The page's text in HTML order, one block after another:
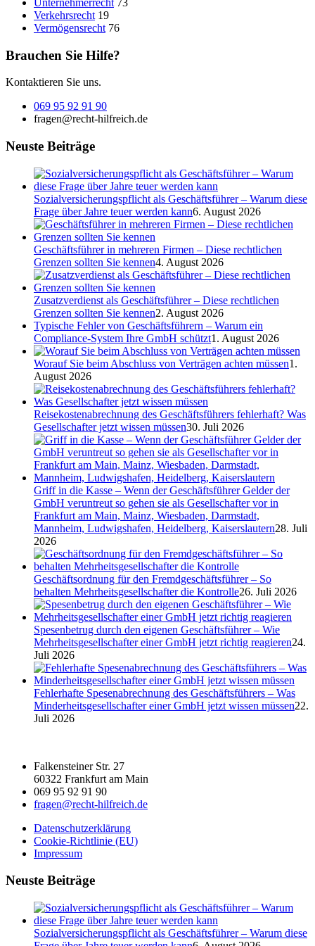
Verkehrsrecht 19
Vermögensrecht 76
Brauchen Sie Hilfe?
Kontaktieren Sie uns.
069 95 92 91 90
fragen@recht-hilfreich.de
Neuste Beiträge
Sozialversicherungspflicht als Geschäftsführer – Warum diese
Frage über Jahre teuer werden kann6. August 2026
Geschäftsführer in mehreren Firmen – Diese rechtlichen
Grenzen sollten Sie kennen4. August 2026
Zusatzverdienst als Geschäftsführer – Diese rechtlichen
Grenzen sollten Sie kennen2. August 2026
Typische Fehler von Geschäftsführern – Warum ein
Compliance-System Ihre GmbH schützt1. August 2026
Worauf Sie beim Abschluss von Verträgen achten müssen1.
August 2026
Reisekostenabrechnung des Geschäftsführers fehlerhaft? Was
Gesellschafter jetzt wissen müssen30. Juli 2026
Griff in die Kasse – Wenn der Geschäftsführer Gelder der
GmbH veruntreut so gehen sie als Gesellschafter vor in
Frankfurt am Main, Mainz, Wiesbaden, Darmstadt,
Mannheim, Ludwigshafen, Heidelberg, Kaiserslautern28. Juli
2026
Geschäftsordnung für den Fremdgeschäftsführer – So
behalten Mehrheitsgesellschafter die Kontrolle26. Juli 2026
Spesenbetrug durch den eigenen Geschäftsführer – Wie
Mehrheitsgesellschafter einer GmbH jetzt richtig reagieren24.
Juli 2026
Fehlerhafte Spesenabrechnung des Geschäftsführers – Was
Minderheitsgesellschafter einer GmbH jetzt wissen müssen22.
Juli 2026
Falkensteiner Str. 27
60322 Frankfurt am Main
069 95 92 91 90
fragen@recht-hilfreich.de
Datenschutzerklärung
Cookie-Richtlinie (EU)
Impressum
Neuste Beiträge
Sozialversicherungspflicht als Geschäftsführer – Warum diese